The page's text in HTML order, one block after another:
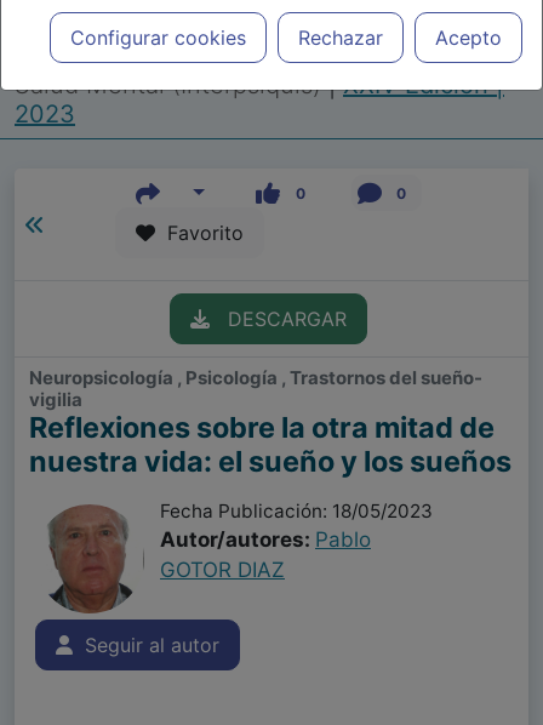
profesionales facultados prescribir medicamentos y decidir, en
cada caso concreto, el tratamiento más adecuado a las
necesidades del paciente.
Configurar cookies Rechazar Acepto
Repositorio de Artículos |Congreso Virtual
Internacional de Psiquiatría, Psicología y
Salud Mental (Interpsiquis)|XXIV Edición |
2023
0 0
Favorito
DESCARGAR
Neuropsicología , Psicología , Trastornos del sueño-
vigilia
Reflexiones sobre la otra mitad de
nuestra vida: el sueño y los sueños
Fecha Publicación: 18/05/2023
Autor/autores: Pablo
GOTOR DIAZ
Seguir al autor